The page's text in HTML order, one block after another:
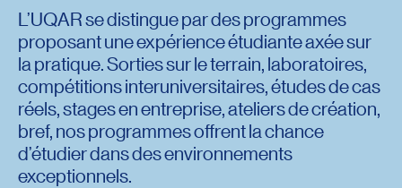
Espacement du texte
Réinitialiser les paramètres
Horaire des cours
L’UQAR se distingue par des programmes
proposant une expérience étudiante axée sur
la pratique. Sorties sur le terrain, laboratoires,
compétitions interuniversitaires, études de cas
réels, stages en entreprise, ateliers de création,
bref, nos programmes offrent la chance
d’étudier dans des environnements
exceptionnels.